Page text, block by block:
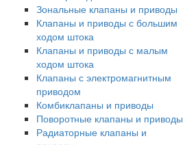
Зональные клапаны и приводы
Клапаны и приводы с большим
ходом штока
Клапаны и приводы с малым
ходом штока
Клапаны с электромагнитным
приводом
Комбиклапаны и приводы
Поворотные клапаны и приводы
Радиаторные клапаны и